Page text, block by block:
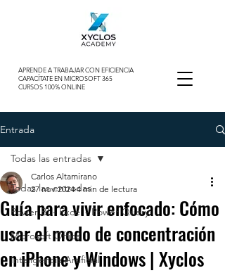
APRENDE A TRABAJAR CON EFICIENCIA
CAPACÍTATE EN MICROSOFT 365
CURSOS 100% ONLINE
Entrada
Todas las entradas
Power BI - Excel - Power Query
Microsoft Office
Inteligencia Artificial
Todas las entradas
Guía para vivir enfocado: Cómo
usar el modo de concentración
en iPhone y Windows | Xyclos
Carlos Altamirano
27 nov 2024 4 min de lectura